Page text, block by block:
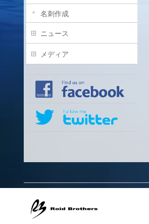
名刺作成
ニュース
メディア